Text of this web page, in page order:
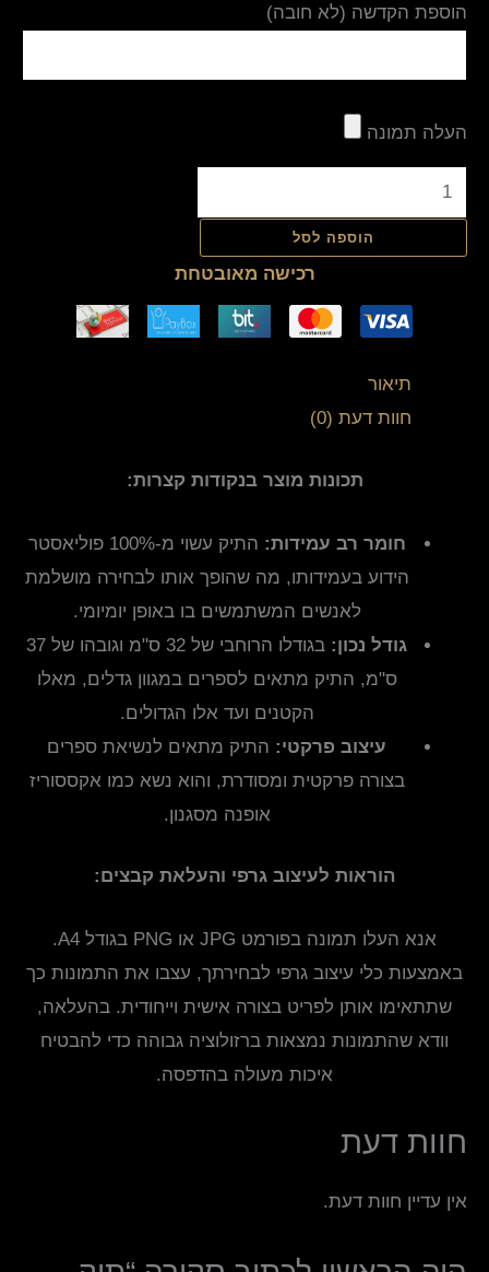
הוספת הקדשה (לא חובה)
העלה תמונה
הוספה לסל
רכישה מאובטחת
תיאור
חוות דעת (0)
תכונות מוצר בנקודות קצרות:
חומר רב עמידות:
התיק עשוי מ-100% פוליאסטר
הידוע בעמידותו, מה שהופך אותו לבחירה מושלמת
לאנשים המשתמשים בו באופן יומיומי.
גודל נכון:
בגודלו הרוחבי של 32 ס"מ וגובהו של 37
ס"מ, התיק מתאים לספרים במגוון גדלים, מאלו
הקטנים ועד אלו הגדולים.
עיצוב פרקטי: התיק מתאים לנשיאת ספרים
בצורה פרקטית ומסודרת, והוא נשא כמו אקססוריז
אופנה מסגנון.
הוראות לעיצוב גרפי והעלאת קבצים:
אנא העלו תמונה בפורמט JPG או PNG בגודל A4.
באמצעות כלי עיצוב גרפי לבחירתך, עצבו את התמונות כך
שתתאימו אותן לפריט בצורה אישית וייחודית. בהעלאה,
וודא שהתמונות נמצאות ברזולוציה גבוהה כדי להבטיח
איכות מעולה בהדפסה.
חוות דעת
אין עדיין חוות דעת.